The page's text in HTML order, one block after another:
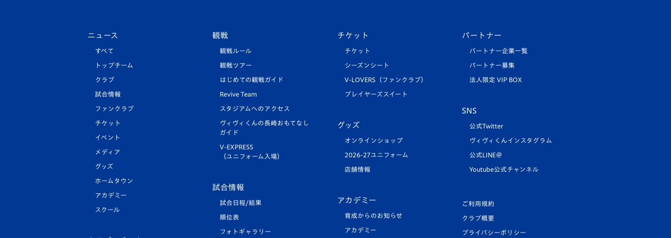
ニュース
すべて
トップチーム
クラブ
試合情報
ファンクラブ
チケット
イベント
メディア
グッズ
ホームタウン
アカデミー
スクール
観戦
観戦ルール
観戦ツアー
はじめての観戦ガイド
Revive Team
スタジアムへのアクセス
ヴィヴィくんの長崎おもてなし
ガイド
V-EXPRESS
（ユニフォーム入場）
試合情報
試合日程/結果
順位表
フォトギャラリー
チケット
チケット
シーズンシート
V-LOVERS（ファンクラブ）
プレイヤーズスイート
グッズ
オンラインショップ
2026-27ユニフォーム
店舗情報
アカデミー
育成からのお知らせ
アカデミー
パートナー
パートナー企業一覧
パートナー募集
法人限定 VIP BOX
SNS
公式Twitter
ヴィヴィくんインスタグラム
公式LINE＠
Youtube公式チャンネル
ご利用規約
クラブ概要
プライバシーポリシー